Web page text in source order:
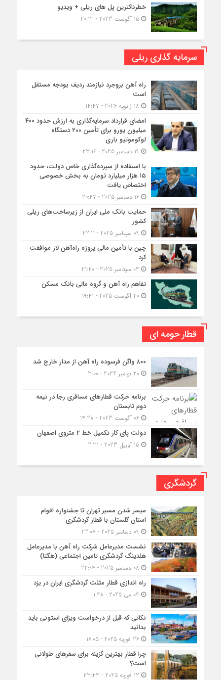
خطرناکترین پل های ریلی + ویدیو
15 آگوست 2023 - 20:13
سرمایه گذاری ریلی
راه آهن بروجرد نیازمند ردیف بودجه مستقل
است
امضای قرارداد سرمایه‌گذاری به ارزش حدود ۴۰۰
میلیون یورو برای تأمین ۲۰۰ دستگاه
لوکوموتیو باری
با استفاده از سپرده‌گذاری خاص دولت، حدود
۱۵ هزار میلیارد تومان به بخش خصوصی
اختصاص یافت
16 دسامبر 2025 - 20:47
حمایت بانک ملی ایران از زیرساخت‌های ریلی
کشور
چین با تأمین مالی پروژه راه‌آهن لار موافقت
کرد
تفاهم راه آهن و گروه مالی بانک مسکن
20 آگوست 2025 - 19:41
قطار حومه ای
۸۰۰ واگن فرسوده راه آهن از مدار خارج شد
20 نوامبر 2024 - 3:00
برنامه حرکت قطارهای مسافری رجا در نیمه
دوم تابستان
06 آگوست 2023 - 14:28
دولت پای کار تکمیل خط ۲ متروی اصفهان
15 آوریل 2023 - 2:31
گردشگری
میسر شدن مسیر تهران تا جشنواره اقوام
استان گلستان با قطار گردشگری
نشست مدیرعامل شرکت راه آهن با مدیرعامل
هلدینگ گردشگری تامین اجتماعی (هگتا)
راه اندازی قطار مثلث گردشگری ایران در یزد
نکاتی که قبل از درخواست ویزای استونی باید
بدانید
26 فوریه 2025 - 16:05
چرا قطار بهترین گزینه برای سفرهای طولانی
است؟